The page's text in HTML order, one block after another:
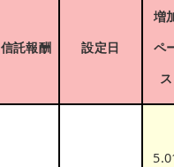
信託報酬 設定日
増
ペ
ス